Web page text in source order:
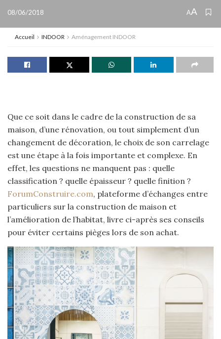
08/06/2018 AA
Accueil INDOOR Aménagement INDOOR
Que ce soit dans le cadre de la construction de sa
maison, d’une rénovation, ou tout simplement d’un
changement de décoration, le choix de son carrelage
est une étape à la fois importante et complexe. En
effet, les questions ne manquent pas : quelle
classification ? quelle épaisseur ? quelle finition ?
ForumConstruire.com, plateforme d’échanges entre
particuliers sur la construction de maison et
l’amélioration de l’habitat, livre ci-après ses conseils
pour éviter certains pièges lors de son achat.